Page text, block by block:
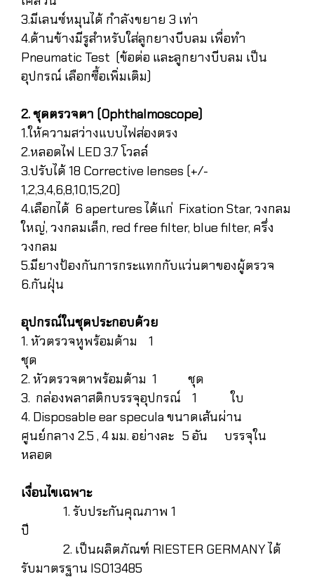
3.มีเลนซ์หมุนได้ กำลังขยาย 3 เท่า
4.ด้านข้างมีรูสำหรับใส่ลูกยางบีบลม เพื่อทำ
Pneumatic Test (ข้อต่อ และลูกยางบีบลม เป็น
อุปกรณ์ เลือกซื้อเพิ่มเติม)
2. ชุดตรวจตา (Ophthalmoscope)
1.ให้ความสว่างแบบไฟส่องตรง
2.หลอดไฟ LED 3.7 โวลล์
3.ปรับได้ 18 Corrective lenses (+/-
1,2,3,4,6,8,10,15,20)
4.เลือกได้ 6 apertures ได้แก่ Fixation Star, วงกลม
ใหญ่, วงกลมเล็ก, red free filter, blue filter, ครึ่ง
วงกลม
5.มียางป้องกันการกระแทกกับแว่นตาของผู้ตรวจ
6.กันฝุ่น
อุปกรณ์ในชุดประกอบด้วย
1. หัวตรวจหูพร้อมด้าม 1
ชุด
2. หัวตรวจตาพร้อมด้าม 1 ชุด
3. กล่องพลาสติกบรรจุอุปกรณ์ 1 ใบ
4. Disposable ear specula ขนาดเส้นผ่าน
ศูนย์กลาง 2.5 , 4 มม. อย่างละ 5 อัน บรรจุใน
หลอด
เงื่อนไขเฉพาะ
1. รับประกันคุณภาพ 1
ปี
2. เป็นผลิตภัณฑ์ RIESTER GERMANY ได้
รับมาตรฐาน ISO13485